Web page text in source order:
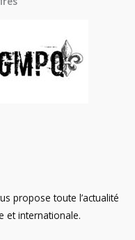
propose toute l’actualité
et internationale.